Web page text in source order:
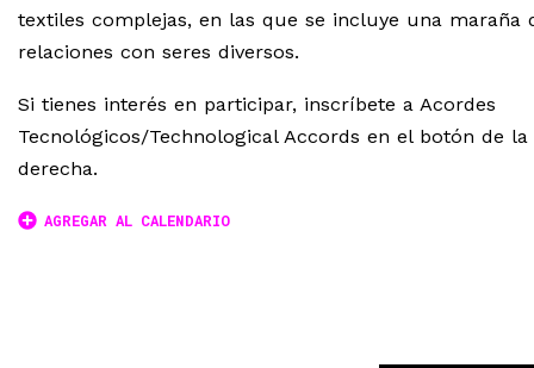
textiles complejas, en las que se incluye una maraña
relaciones con seres diversos.
Si tienes interés en participar, inscríbete a Acordes
Tecnológicos/Technological Accords en el botón de la
derecha.
AGREGAR AL CALENDARIO